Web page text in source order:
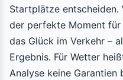
Startplätze entscheiden.
der perfekte Moment für
das Glück im Verkehr –
Ergebnis. Für Wetter
Analyse keine